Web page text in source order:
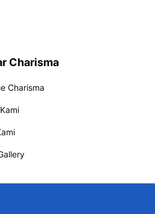
Charisma
Charisma